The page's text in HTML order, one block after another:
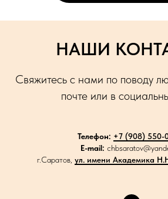
НАШИ
Свяжитесь с нами по поводу
почте или в
Телефон: +7 (908) 550-
E-mail:
г.Саратов, ул. имени Академика